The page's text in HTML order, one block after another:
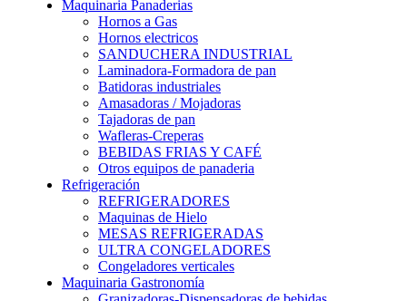
Maquinaria Panaderias
Hornos a Gas
Hornos electricos
SANDUCHERA INDUSTRIAL
Laminadora-Formadora de pan
Batidoras industriales
Amasadoras / Mojadoras
Tajadoras de pan
Wafleras-Creperas
BEBIDAS FRIAS Y CAFÉ
Otros equipos de panaderia
Refrigeración
REFRIGERADORES
Maquinas de Hielo
MESAS REFRIGERADAS
ULTRA CONGELADORES
Congeladores verticales
Maquinaria Gastronomía